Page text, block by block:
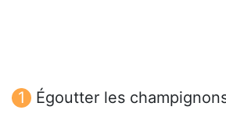
Égoutter les